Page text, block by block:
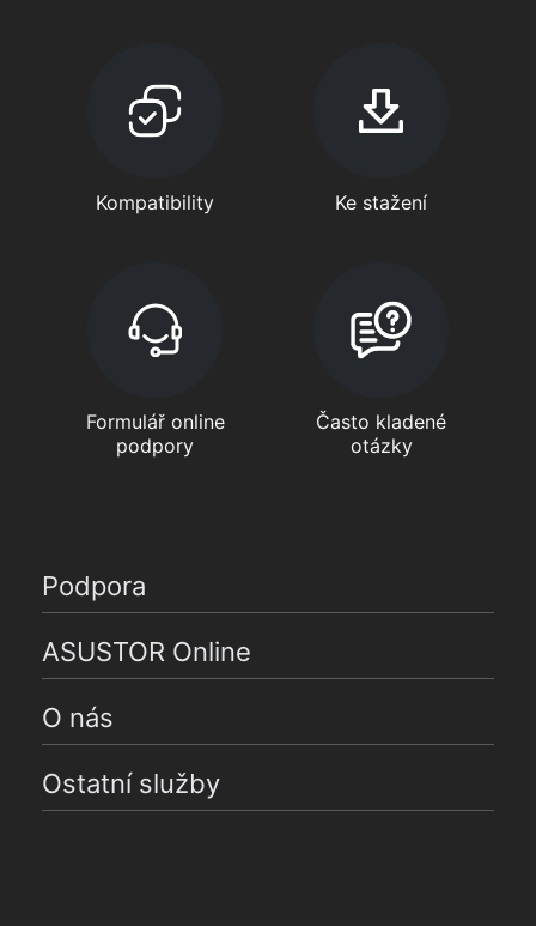
Kompatibility Ke stažení
Formulář online
podpory
Často kladené
otázky
Podpora
ASUSTOR Online
O nás
Ostatní služby